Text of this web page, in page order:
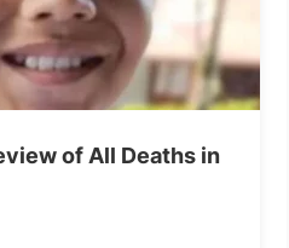
of All Deaths in